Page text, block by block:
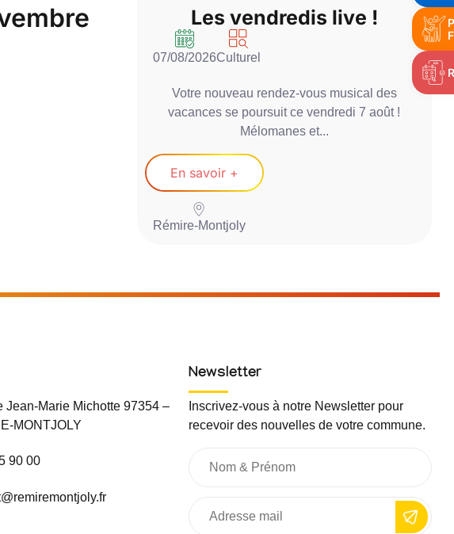
Les vendredis live !
07/08/2026Culturel
Votre nouveau rendez-vous musical des
vacances se poursuit ce vendredi 7 août !
Mélomanes et...
En savoir +
Rémire-Montjoly
Jean-Marie Michotte 97354 –
MONTJOLY
90 00
Newsletter
Inscrivez-vous à notre Newsletter pour
recevoir des nouvelles de votre commune.